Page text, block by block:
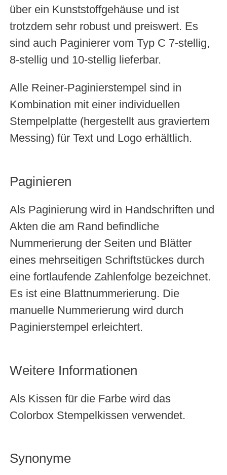
über ein Kunststoffgehäuse und ist
trotzdem sehr robust und preiswert. Es
sind auch Paginierer vom Typ C 7-stellig,
8-stellig und 10-stellig lieferbar.
Alle Reiner-Paginierstempel sind in
Kombination mit einer individuellen
Stempelplatte (hergestellt aus graviertem
Messing) für Text und Logo erhältlich.
Paginieren
Als Paginierung wird in Handschriften und
Akten die am Rand befindliche
Nummerierung der Seiten und Blätter
eines mehrseitigen Schriftstückes durch
eine fortlaufende Zahlenfolge bezeichnet.
Es ist eine Blattnummerierung. Die
manuelle Nummerierung wird durch
Paginierstempel erleichtert.
Weitere Informationen
Als Kissen für die Farbe wird das
Colorbox Stempelkissen verwendet.
Synonyme